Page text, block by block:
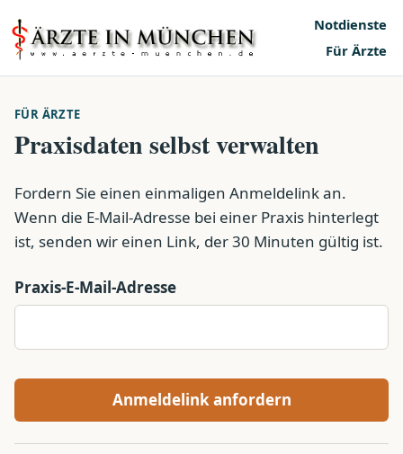
Notdienste
Für Ärzte
FÜR ÄRZTE
Praxisdaten selbst verwalten
Fordern Sie einen einmaligen Anmeldelink an.
Wenn die E-Mail-Adresse bei einer Praxis hinterlegt
ist, senden wir einen Link, der 30 Minuten gültig ist.
Praxis-E-Mail-Adresse
Anmeldelink anfordern